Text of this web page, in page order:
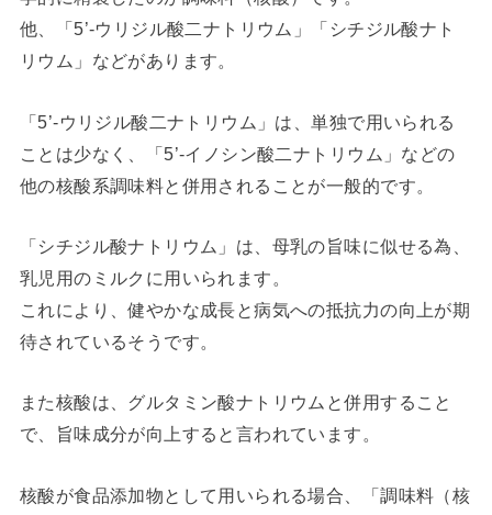
他、「5’-ウリジル酸二ナトリウム」「シチジル酸ナト
リウム」などがあります。
「5’-ウリジル酸二ナトリウム」は、単独で用いられる
ことは少なく、「5’-イノシン酸二ナトリウム」などの
他の核酸系調味料と併用されることが一般的です。
「シチジル酸ナトリウム」は、母乳の旨味に似せる為、
乳児用のミルクに用いられます。
これにより、健やかな成長と病気への抵抗力の向上が期
待されているそうです。
また核酸は、グルタミン酸ナトリウムと併用すること
で、旨味成分が向上すると言われています。
核酸が食品添加物として用いられる場合、「調味料（核